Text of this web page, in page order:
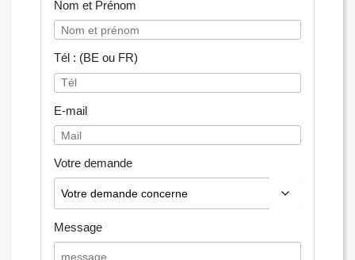
Nom et Prénom
Tél : (BE ou FR)
E-mail
Votre demande
Message